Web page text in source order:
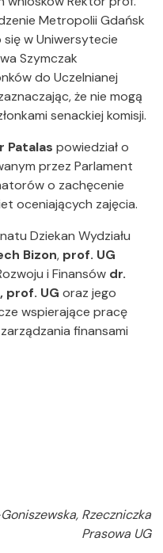
Metropolii Gdańsk
w Uniwersytecie
Szymczak
do Uczelnianej
że nie mogą
senackiej komisji.
Patalas powiedział o
przez Parlament
o zachęcenie
oceniających zajęcia.
Dziekan Wydziału
Bizon, prof. UG
i Finansów dr.
prof. UG oraz jego
wspierające pracę
finansami
Rzeczniczka
Prasowa UG